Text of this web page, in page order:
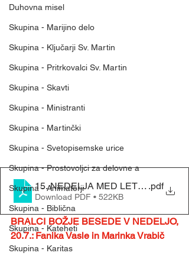
Duhovna misel
Skupina - Marijino delo
Skupina - Ključarji Sv. Martin
Skupina - Pritrkovalci Sv. Martin
Skupina - Skavti
Skupina - Ministranti
Skupina - Martinčki
Skupina - Svetopisemske urice
Skupina - Prostovoljci za delovne a
Skupina - Animatorji
Skupina - Biblična
Skupina - Kateheti
Skupina - Karitas
15. NEDELJA MED LETOM - (13. 7.
.pdf
Download PDF • 522KB
BRALCI BOŽJE BESEDE V NEDELJO,
20.7.: Fanika Vasle in Marinka Vrabič